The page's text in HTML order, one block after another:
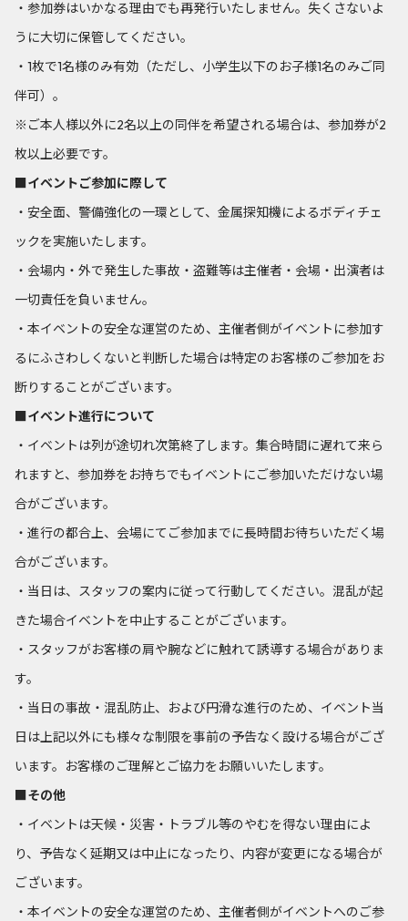
・参加券はいかなる理由でも再発行いたしません。失くさないよ
うに大切に保管してください。
・1枚で1名様のみ有効（ただし、小学生以下のお子様1名のみご同
伴可）。
※ご本人様以外に2名以上の同伴を希望される場合は、参加券が2
枚以上必要です。
■イベントご参加に際して
・安全面、警備強化の一環として、金属探知機によるボディチェ
ックを実施いたします。
・会場内・外で発生した事故・盗難等は主催者・会場・出演者は
一切責任を負いません。
・本イベントの安全な運営のため、主催者側がイベントに参加す
るにふさわしくないと判断した場合は特定のお客様のご参加をお
断りすることがございます。
■イベント進行について
・イベントは列が途切れ次第終了します。集合時間に遅れて来ら
れますと、参加券をお持ちでもイベントにご参加いただけない場
合がございます。
・進行の都合上、会場にてご参加までに長時間お待ちいただく場
合がございます。
・当日は、スタッフの案内に従って行動してください。混乱が起
きた場合イベントを中止することがございます。
・スタッフがお客様の肩や腕などに触れて誘導する場合がありま
す。
・当日の事故・混乱防止、および円滑な進行のため、イベント当
日は上記以外にも様々な制限を事前の予告なく設ける場合がござ
います。お客様のご理解とご協力をお願いいたします。
■その他
・イベントは天候・災害・トラブル等のやむを得ない理由によ
り、予告なく延期又は中止になったり、内容が変更になる場合が
ございます。
・本イベントの安全な運営のため、主催者側がイベントへのご参